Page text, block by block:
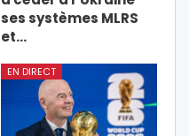
ses systèmes MLRS
et…
EN DIRECT